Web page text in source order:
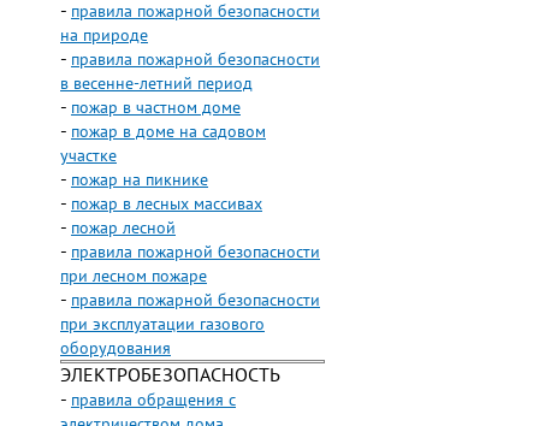
- правила пожарной безопасности
на природе
- правила пожарной безопасности
в весенне-летний период
- пожар в частном доме
- пожар в доме на садовом
участке
- пожар на пикнике
- пожар в лесных массивах
- пожар лесной
- правила пожарной безопасности
при лесном пожаре
- правила пожарной безопасности
при эксплуатации газового
оборудования
ЭЛЕКТРОБЕЗОПАСНОСТЬ
- правила обращения с